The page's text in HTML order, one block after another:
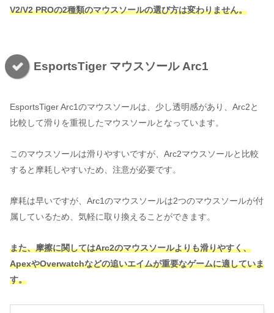
V2/V2 PROの2種類のマウスソールの選び方は変わりません。
EsportsTiger マウスソール Arc1
EsportsTiger Arc1のマウスソールは、少し透明感があり、Arc2と
比較して滑りを重視したマウスソールとなっています。
このマウスソールは滑りやすいですが、Arc2マウスソールと比較
すると摩耗しやすいため、注意が必要です。
摩耗は早いですが、Arc1のマウスソールは2つのマウスソールが付
属しているため、気軽に取り換えることができます。
また、摩擦に関してはArc2のマウスソールよりも滑りやすく、
ApexやOverwatchなどの追いエイムが重要なゲームに適していま
す。